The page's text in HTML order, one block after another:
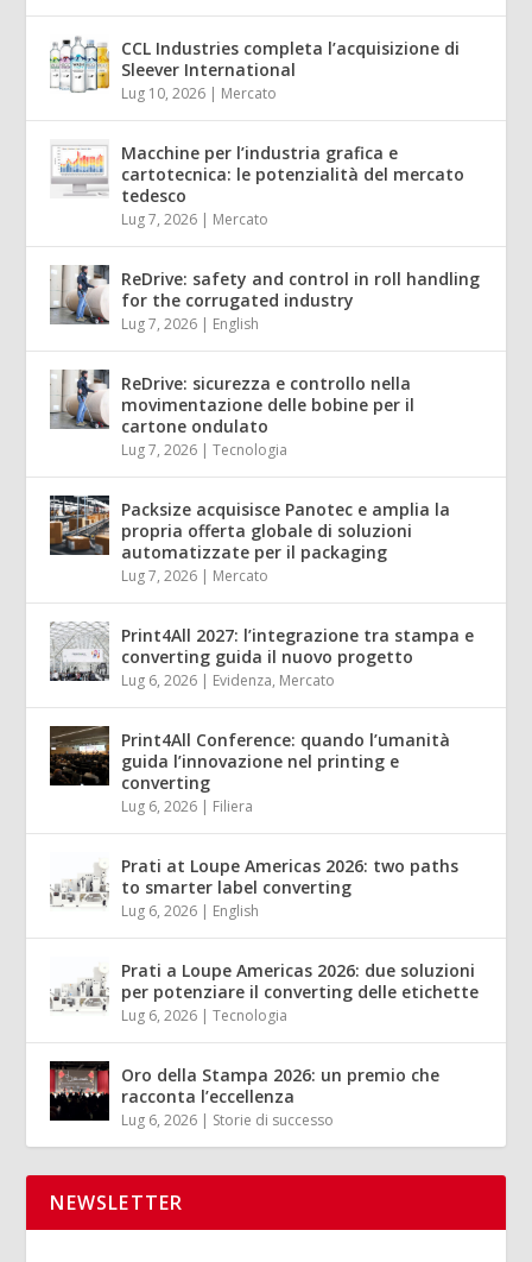
CCL Industries completa l’acquisizione di
Sleever International
Lug 10, 2026 | Mercato
Macchine per l’industria grafica e
cartotecnica: le potenzialità del mercato
tedesco
Lug 7, 2026 | Mercato
ReDrive: safety and control in roll handling
for the corrugated industry
Lug 7, 2026 | English
ReDrive: sicurezza e controllo nella
movimentazione delle bobine per il
cartone ondulato
Lug 7, 2026 |Tecnologia
Packsize acquisisce Panotec e amplia la
propria offerta globale di soluzioni
automatizzate per il packaging
Lug 7, 2026 | Mercato
Print4All 2027: l’integrazione tra stampa e
converting guida il nuovo progetto
Lug 6, 2026 | Evidenza, Mercato
Print4All Conference: quando l’umanità
guida l’innovazione nel printing e
converting
Lug 6, 2026 | Filiera
Prati at Loupe Americas 2026: two paths
to smarter label converting
Lug 6, 2026 | English
Prati a Loupe Americas 2026: due soluzioni
per potenziare il converting delle etichette
Lug 6, 2026 |Tecnologia
Oro della Stampa 2026: un premio che
racconta l’eccellenza
Lug 6, 2026 | Storie di successo
NEWSLETTER